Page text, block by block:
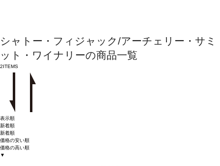
シャトー・フィジャック/アーチェリー・サミ
ット・ワイナリーの商品一覧
2ITEMS
表示順
新着順
新着順
価格の安い順
価格の高い順
▼